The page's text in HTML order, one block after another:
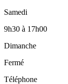
Samedi
9h30 à 17h00
Dimanche
Fermé
Téléphone